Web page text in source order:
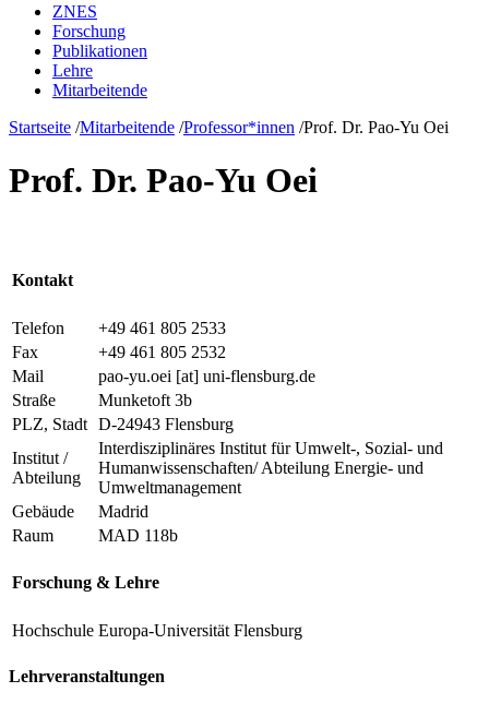
ZNES
Forschung
Publikationen
Lehre
Mitarbeitende
Startseite /Mitarbeitende /Professor*innen /Prof. Dr. Pao-Yu Oei
Prof. Dr. Pao-Yu Oei
Kontakt
Telefon
+49 461 805 2533
Fax
+49 461 805 2532
Mail
pao-yu.oei [at] uni-flensburg.de
Straße
Munketoft 3b
PLZ, Stadt D-24943 Flensburg
Institut /
Abteilung
Interdisziplinäres Institut für Umwelt-, Sozial- und
Humanwissenschaften/ Abteilung Energie- und
Umweltmanagement
Gebäude
Madrid
Raum
MAD 118b
Forschung & Lehre
Hochschule Europa-Universität Flensburg
Lehrveranstaltungen